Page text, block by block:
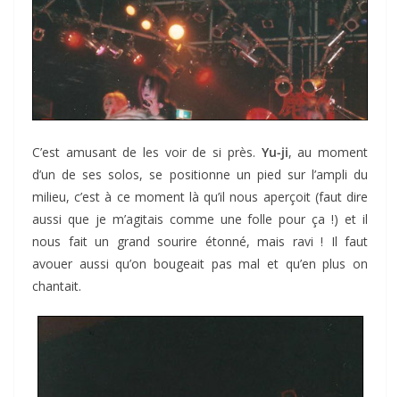
C’est amusant de les voir de si près. Yu-ji, au moment
d’un de ses solos, se positionne un pied sur l’ampli du
milieu, c’est à ce moment là qu’il nous aperçoit (faut dire
aussi que je m’agitais comme une folle pour ça !) et il
nous fait un grand sourire étonné, mais ravi ! Il faut
avouer aussi qu’on bougeait pas mal et qu’en plus on
chantait.